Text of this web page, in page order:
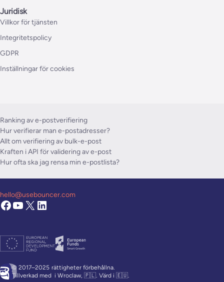
Juridisk
Villkor för tjänsten
Integritetspolicy
GDPR
Inställningar för cookies
Ranking av e-postverifiering
Hur verifierar man e-postadresser?
Allt om verifiering av bulk-e-post
Kraften i API för validering av e-post
Hur ofta ska jag rensa min e-postlista?
© 2017–2025 rättigheter förbehållna.
Tillverkad med i Wroclaw, 🇵🇱. Värd i 🇪🇺.
hello@usebouncer.com